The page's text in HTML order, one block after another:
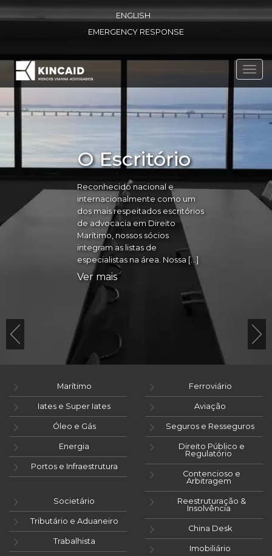
ENGLISH
EMERGENCY RESPONSE
O Escritório
Reconhecido nacional e
internacionalmente como um
dos mais respeitados escritórios
de advocacia em Direito
Marítimo, nossos sócios
integram as listas de
especialistas na área. Nossa […]
Ver mais
Marítimo
Iates e Super Iates
Óleo e Gás
Energia
Portos e Infraestrutura
Ferroviário
Aviação
Seguros e Resseguros
Direito Público e
Regulatório
Contencioso e
Arbitragem
Societário
Tributário e Aduaneiro
Trabalhista
Reestruturação &
Insolvência
China Desk
Imobiliário